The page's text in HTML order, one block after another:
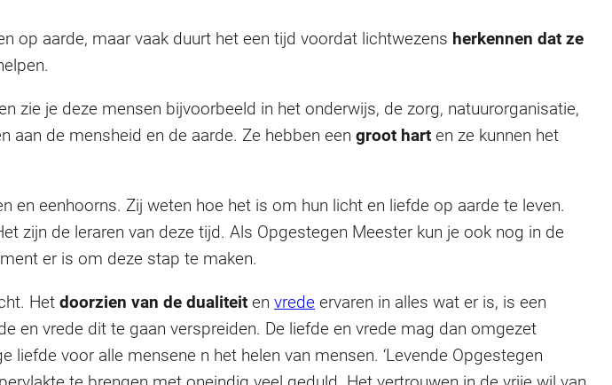
op aarde, maar vaak duurt het een tijd voordat lichtwezens herkennen dat ze
zie je deze mensen bijvoorbeeld in het onderwijs, de zorg, natuurorganisatie,
de mensheid en de aarde. Ze hebben een groot hart en ze kunnen het
eenhoorns. Zij weten hoe het is om hun licht en liefde op aarde te leven.
zijn de leraren van deze tijd. Als Opgestegen Meester kun je ook nog in de
er is om deze stap te maken.
Het doorzien van de dualiteit en vrede ervaren in alles wat er is, is een
en vrede dit te gaan verspreiden. De liefde en vrede mag dan omgezet
voor alle mensene n het helen van mensen. ‘Levende Opgestegen